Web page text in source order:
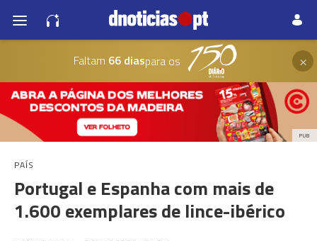
Faltam 66 diaspara os ×
PUB
PAÍS
Portugal e Espanha com mais de
1.600 exemplares de lince-ibérico